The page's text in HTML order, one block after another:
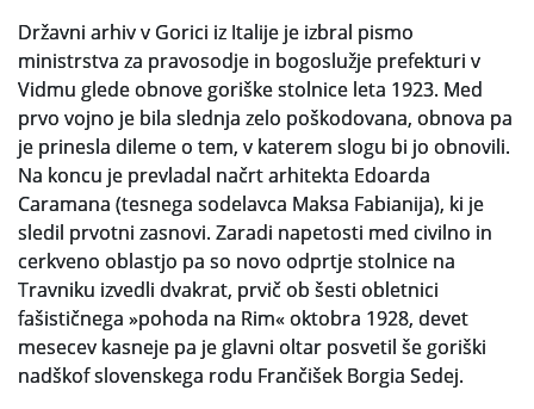
Državni arhiv v Gorici iz Italije je izbral pismo
ministrstva za pravosodje in bogoslužje prefekturi v
Vidmu glede obnove goriške stolnice leta 1923. Med
prvo vojno je bila slednja zelo poškodovana, obnova pa
je prinesla dileme o tem, v katerem slogu bi jo obnovili.
Na koncu je prevladal načrt arhitekta Edoarda
Caramana (tesnega sodelavca Maksa Fabianija), ki je
sledil prvotni zasnovi. Zaradi napetosti med civilno in
cerkveno oblastjo pa so novo odprtje stolnice na
Travniku izvedli dvakrat, prvič ob šesti obletnici
fašističnega »pohoda na Rim« oktobra 1928, devet
mesecev kasneje pa je glavni oltar posvetil še goriški
nadškof slovenskega rodu Frančišek Borgia Sedej.